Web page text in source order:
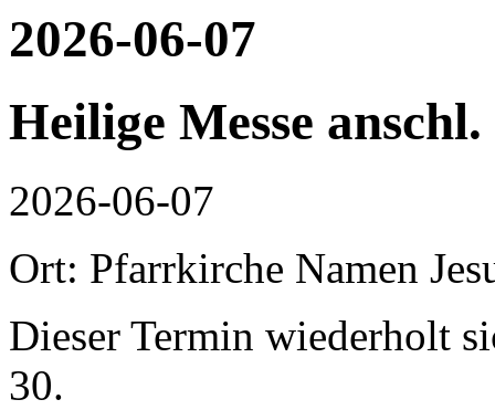
2026-06-07
Heilige Messe
2026-06-07
Ort: Pfarrkirche Namen
Dieser Termin wiederholt
30.